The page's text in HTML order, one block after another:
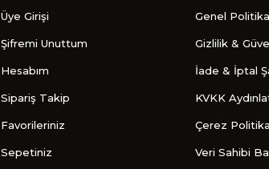
Üye Girişi
Şifremi Unuttum
Hesabım
Sipariş Takip
Favorileriniz
Sepetiniz
Genel
Gizlilik &
İade & İptal
KVKK
Çerez
Veri Sahibi